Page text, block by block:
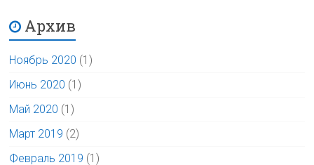
Архив
Ноябрь 2020 (1)
Июнь 2020 (1)
Май 2020 (1)
Март 2019 (2)
Февраль 2019 (1)